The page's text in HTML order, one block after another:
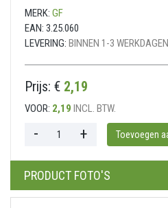
MERK: GF
EAN: 3.25.060
LEVERING: BINNEN 1-3 WERKDAGEN
Prijs: € 2,19
VOOR: 2,19 INCL. BTW.
PRODUCT FOTO'S